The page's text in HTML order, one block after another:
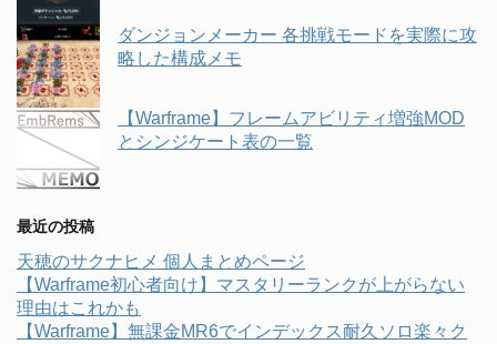
ダンジョンメーカー 各挑戦モードを実際に攻
略した構成メモ
【Warframe】フレームアビリティ増強MOD
とシンジケート表の一覧
最近の投稿
天穂のサクナヒメ 個人まとめページ
【Warframe初心者向け】マスタリーランクが上がらない
理由はこれかも
【Warframe】無課金MR6でインデックス耐久ソロ楽々ク